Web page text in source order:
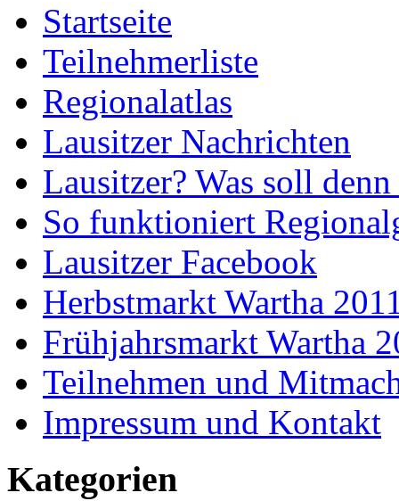
Startseite
Teilnehmerliste
Regionalatlas
Lausitzer Nachrichten
Lausitzer? Was soll denn
So funktioniert
Lausitzer Facebook
Herbstmarkt Wartha
Frühjahrsmarkt Wartha
Teilnehmen und
Impressum und Kontakt
Kategorien